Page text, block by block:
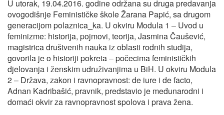
U utorak, 19.04.2016. godine održana su druga predavanja
ovogodišnje Feminističke škole Žarana Papić, sa drugom
generacijom polaznica_ka. U okviru Modula 1 – Uvod u
feminizme: historija, pojmovi, teorija, Jasmina Čaušević,
magistrica društvenih nauka iz oblasti rodnih studija,
govorila je o historiji pokreta – počecima feminističkih
djelovanja i ženskim udruživanjima u BiH. U okviru Modula
2 – Država, zakon i ravnopravnost: de iure i de facto,
Adnan Kadribašić, pravnik, predstavio je međunarodni i
domaći okvir za ravnopravnost spolova i prava žena.